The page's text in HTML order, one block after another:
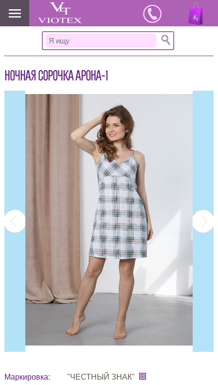
www.viotex37.ru
НОЧНАЯ СОРОЧКА АРОНА-1
Маркировка:
"ЧЕСТНЫЙ ЗНАК"